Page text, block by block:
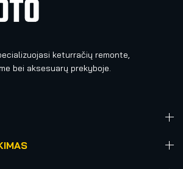
keturračių remonte,
bei aksesuarų prekyboje.